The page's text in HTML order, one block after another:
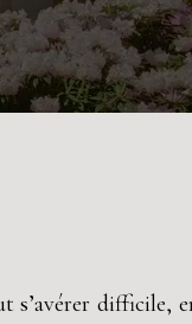
s’avérer difficile,